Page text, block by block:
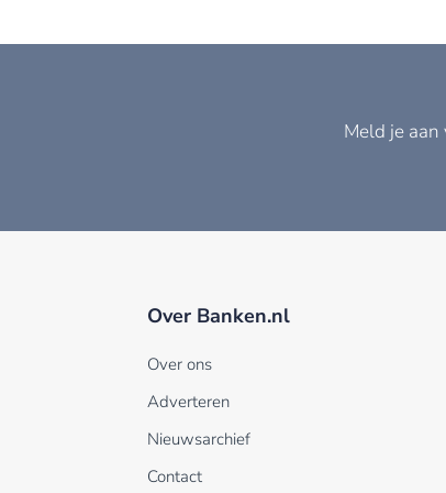
Meld je
Over Banken.nl
Over ons
Adverteren
Nieuwsarchief
Contact